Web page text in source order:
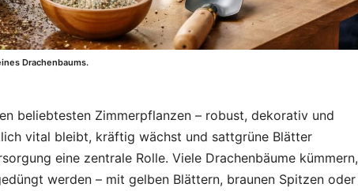
Drachenbaums.
beliebtesten Zimmerpflanzen – robust, dekorativ und
vital bleibt, kräftig wächst und sattgrüne Blätter
eine zentrale Rolle. Viele Drachenbäume kümmern,
werden – mit gelben Blättern, braunen Spitzen oder